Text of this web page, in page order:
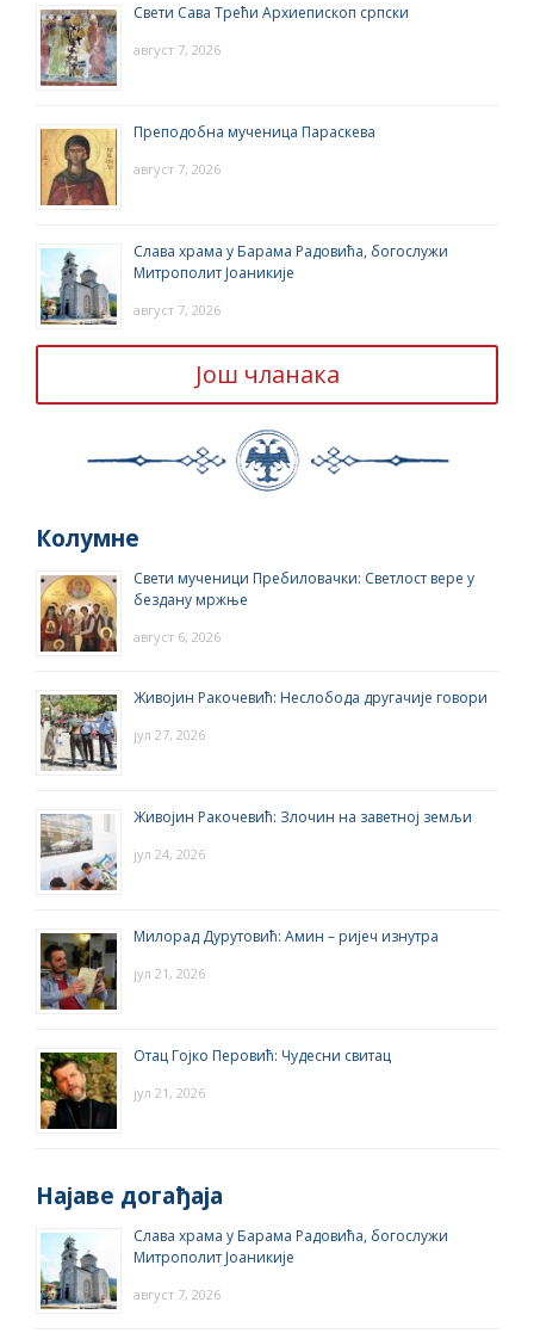
Свети Сава Трећи Архиепископ српски
август 7, 2026
Преподобна мученица Параскева
август 7, 2026
Слава храма у Барама Радовића, богослужи
Митрополит Јоаникије
август 7, 2026
Још чланака
Колумне
Свети мученици Пребиловачки: Светлост вере у
бездану мржње
август 6, 2026
Живојин Ракочевић: Неслобода другачије говори
јул 27, 2026
Живојин Ракочевић: Злочин на заветној земљи
јул 24, 2026
Милорад Дурутовић: Амин – ријеч изнутра
јул 21, 2026
Отац Гојко Перовић: Чудесни свитац
јул 21, 2026
Најаве догађаја
Слава храма у Барама Радовића, богослужи
Митрополит Јоаникије
август 7, 2026